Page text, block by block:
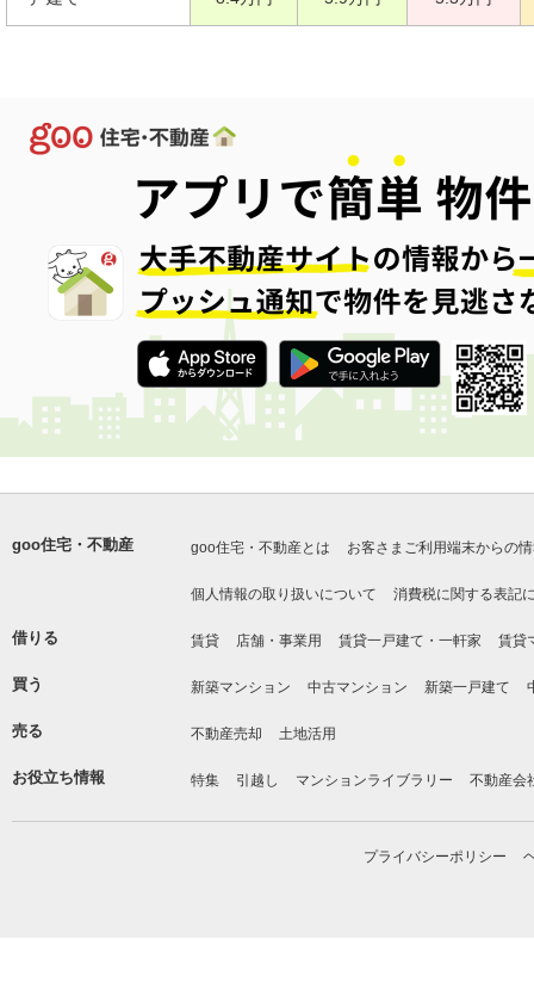
goo住宅・不動産 goo住宅・不動産とは お客さまご利用端末からの
個人情報の取り扱いについて 消費税に関する表記
借りる 賃貸 店舗・事業用 賃貸一戸建て・一軒家 賃貸
買う 新築マンション 中古マンション 新築一戸建て
売る 不動産売却 土地活用
お役立ち情報 特集 引越し マンションライブラリー 不動産会
プライバシーポリシー